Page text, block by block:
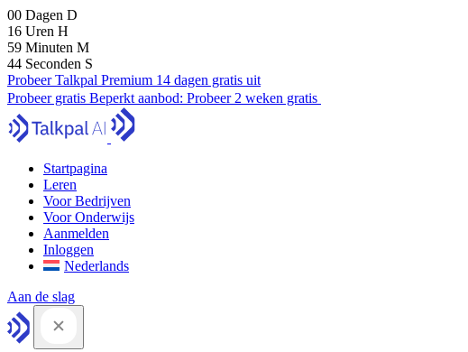
00 Dagen D
16 Uren H
59 Minuten M
43 Seconden S
Probeer Talkpal Premium 14 dagen gratis uit
Probeer gratis Beperkt aanbod: Probeer 2 weken gratis
Startpagina
Leren
Voor Bedrijven
Voor Onderwijs
Aanmelden
Inloggen
Nederlands
Aan de slag